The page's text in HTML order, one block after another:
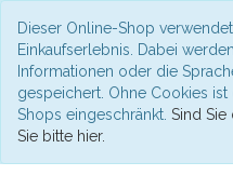
Dieser Online-Shop
Einkaufserlebnis. Dabei
Informationen oder die
gespeichert. Ohne Cookies
Shops eingeschränkt. Sind Sie
Sie bitte hier.